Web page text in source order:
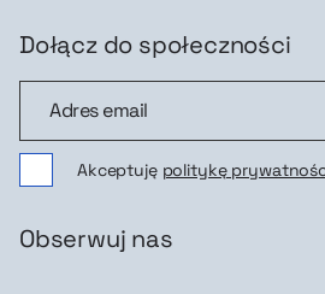
Dołącz do społeczności
Akceptuję politykę
Obserwuj nas